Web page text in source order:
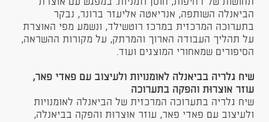
תחושות של דחיפות, חוסן וזמניות. במפגש עם אוצרת
הביאנלה השותפה, אנריאטה אליעזר ברונר, נבקר
בתערוכה המרכזית במרכז רוטשילד, ונשמע מפי האוצרת
על תהליך העבודה הארוך והמרתק, על מקורות ההשראה,
הסיפורים שמאחורי המוצגים ועוד.
שיח גלריה בביאנלה לאומנויות ולעיצוב עם פאדי פאר,
עוזר אוצרוּת והפקה בתערוכה
שיח גלריה בתערוכה המרכזית של הביאנלה לאומנויות
ולעיצוב עם פאדי פאר, עוזר אוצרוּת והפקה בביאנלה,